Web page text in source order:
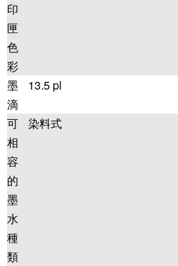
印
匣
色
彩
墨
滴
13.5 pl
可
相
容
的
墨
水
種
類
染料式